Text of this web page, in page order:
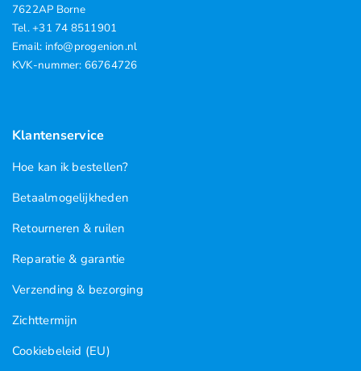
7622AP Borne
Tel. +31 74 8511901
Email: info@progenion.nl
KVK-nummer: 66764726
Klantenservice
Hoe kan ik bestellen?
Betaalmogelijkheden
Retourneren & ruilen
Reparatie & garantie
Verzending & bezorging
Zichttermijn
Cookiebeleid (EU)